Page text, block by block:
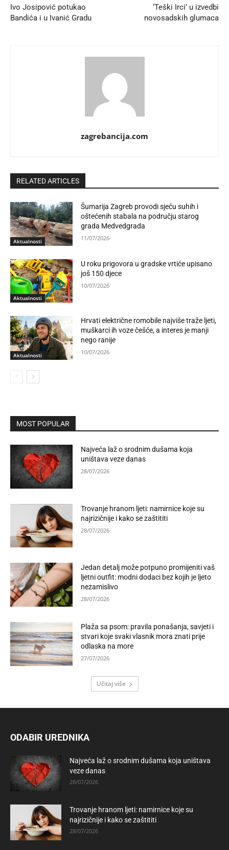
Ivo Josipović potukao
Bandića i u Ivanić Gradu
‘Teški Irci’ u izvedbi
novosadskih glumaca
zagrebancija.com
RELATED ARTICLES
Aktualnosti
Šumarija Zagreb provodi sječu suhih i
oštećenih stabala na području starog
grada Medvedgrada
11/07/2026
Aktualnosti
U roku prigovora u gradske vrtiće upisano
još 150 djece
10/07/2026
Aktualnosti
Hrvati električne romobile najviše traže ljeti,
muškarci ih voze češće, a interes je manji
nego ranije
10/07/2026
MOST POPULAR
Najveća laž o srodnim dušama koja
uništava veze danas
28/07/2026
Trovanje hranom ljeti: namirnice koje su
najrizičnije i kako se zaštititi
28/07/2026
Jedan detalj može potpuno promijeniti vaš
ljetni outfit: modni dodaci bez kojih je ljeto
nezamislivo
28/07/2026
Plaža sa psom: pravila ponašanja, savjeti i
stvari koje svaki vlasnik mora znati prije
odlaska na more
27/07/2026
Učitaj više
ODABIR UREDNIKA
Najveća laž o srodnim dušama koja uništava
veze danas
28/07/2026
Trovanje hranom ljeti: namirnice koje su
najrizičnije i kako se zaštititi
28/07/2026